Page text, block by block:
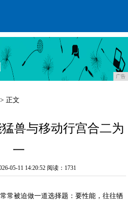
广告
> 正文
兽与移动行宫合二为
一
05-11 14:20:52 阅读：1731
常被迫做一道选择题：要性能，往往牺